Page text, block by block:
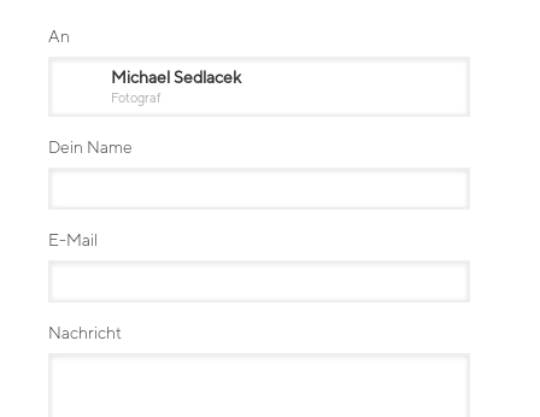
An
Michael Sedlacek
Fotograf
Dein Name
E-Mail
Nachricht